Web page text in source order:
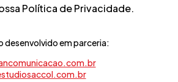
Política de Privacidade.
desenvolvido em parceria: